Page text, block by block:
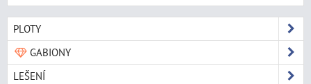
PLOTY
GABIONY
LEŠENÍ